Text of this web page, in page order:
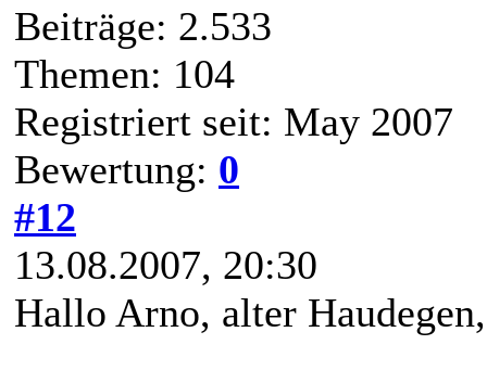
Beiträge: 2.533
Themen: 104
Registriert seit: May 2007
Bewertung: 0
#12
13.08.2007, 20:30
Hallo Arno, alter Haudegen,